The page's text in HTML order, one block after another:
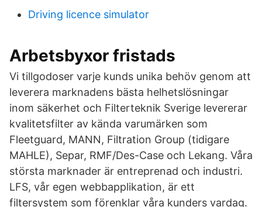
Driving licence simulator
Arbetsbyxor fristads
Vi tillgodoser varje kunds unika behöv genom att
leverera marknadens bästa helhetslösningar
inom säkerhet och Filterteknik Sverige levererar
kvalitetsfilter av kända varumärken som
Fleetguard, MANN, Filtration Group (tidigare
MAHLE), Separ, RMF/Des-Case och Lekang. Våra
största marknader är entreprenad och industri.
LFS, vår egen webbapplikation, är ett
filtersystem som förenklar våra kunders vardag.